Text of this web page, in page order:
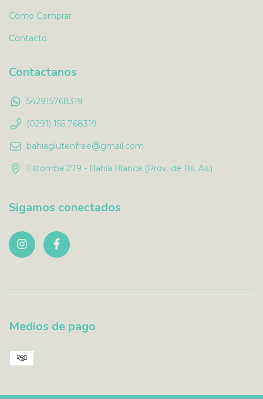
Cómo Comprar
Contacto
Contactanos
542915768319
(0291) 155 768319
bahiaglutenfree@gmail.com
Estomba 279 - Bahía Blanca (Prov. de Bs. As.)
Sigamos conectados
Medios de pago